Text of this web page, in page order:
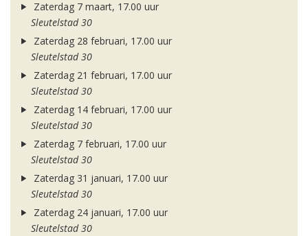
Zaterdag 7 maart, 17.00 uur
Sleutelstad 30
Zaterdag 28 februari, 17.00 uur
Sleutelstad 30
Zaterdag 21 februari, 17.00 uur
Sleutelstad 30
Zaterdag 14 februari, 17.00 uur
Sleutelstad 30
Zaterdag 7 februari, 17.00 uur
Sleutelstad 30
Zaterdag 31 januari, 17.00 uur
Sleutelstad 30
Zaterdag 24 januari, 17.00 uur
Sleutelstad 30